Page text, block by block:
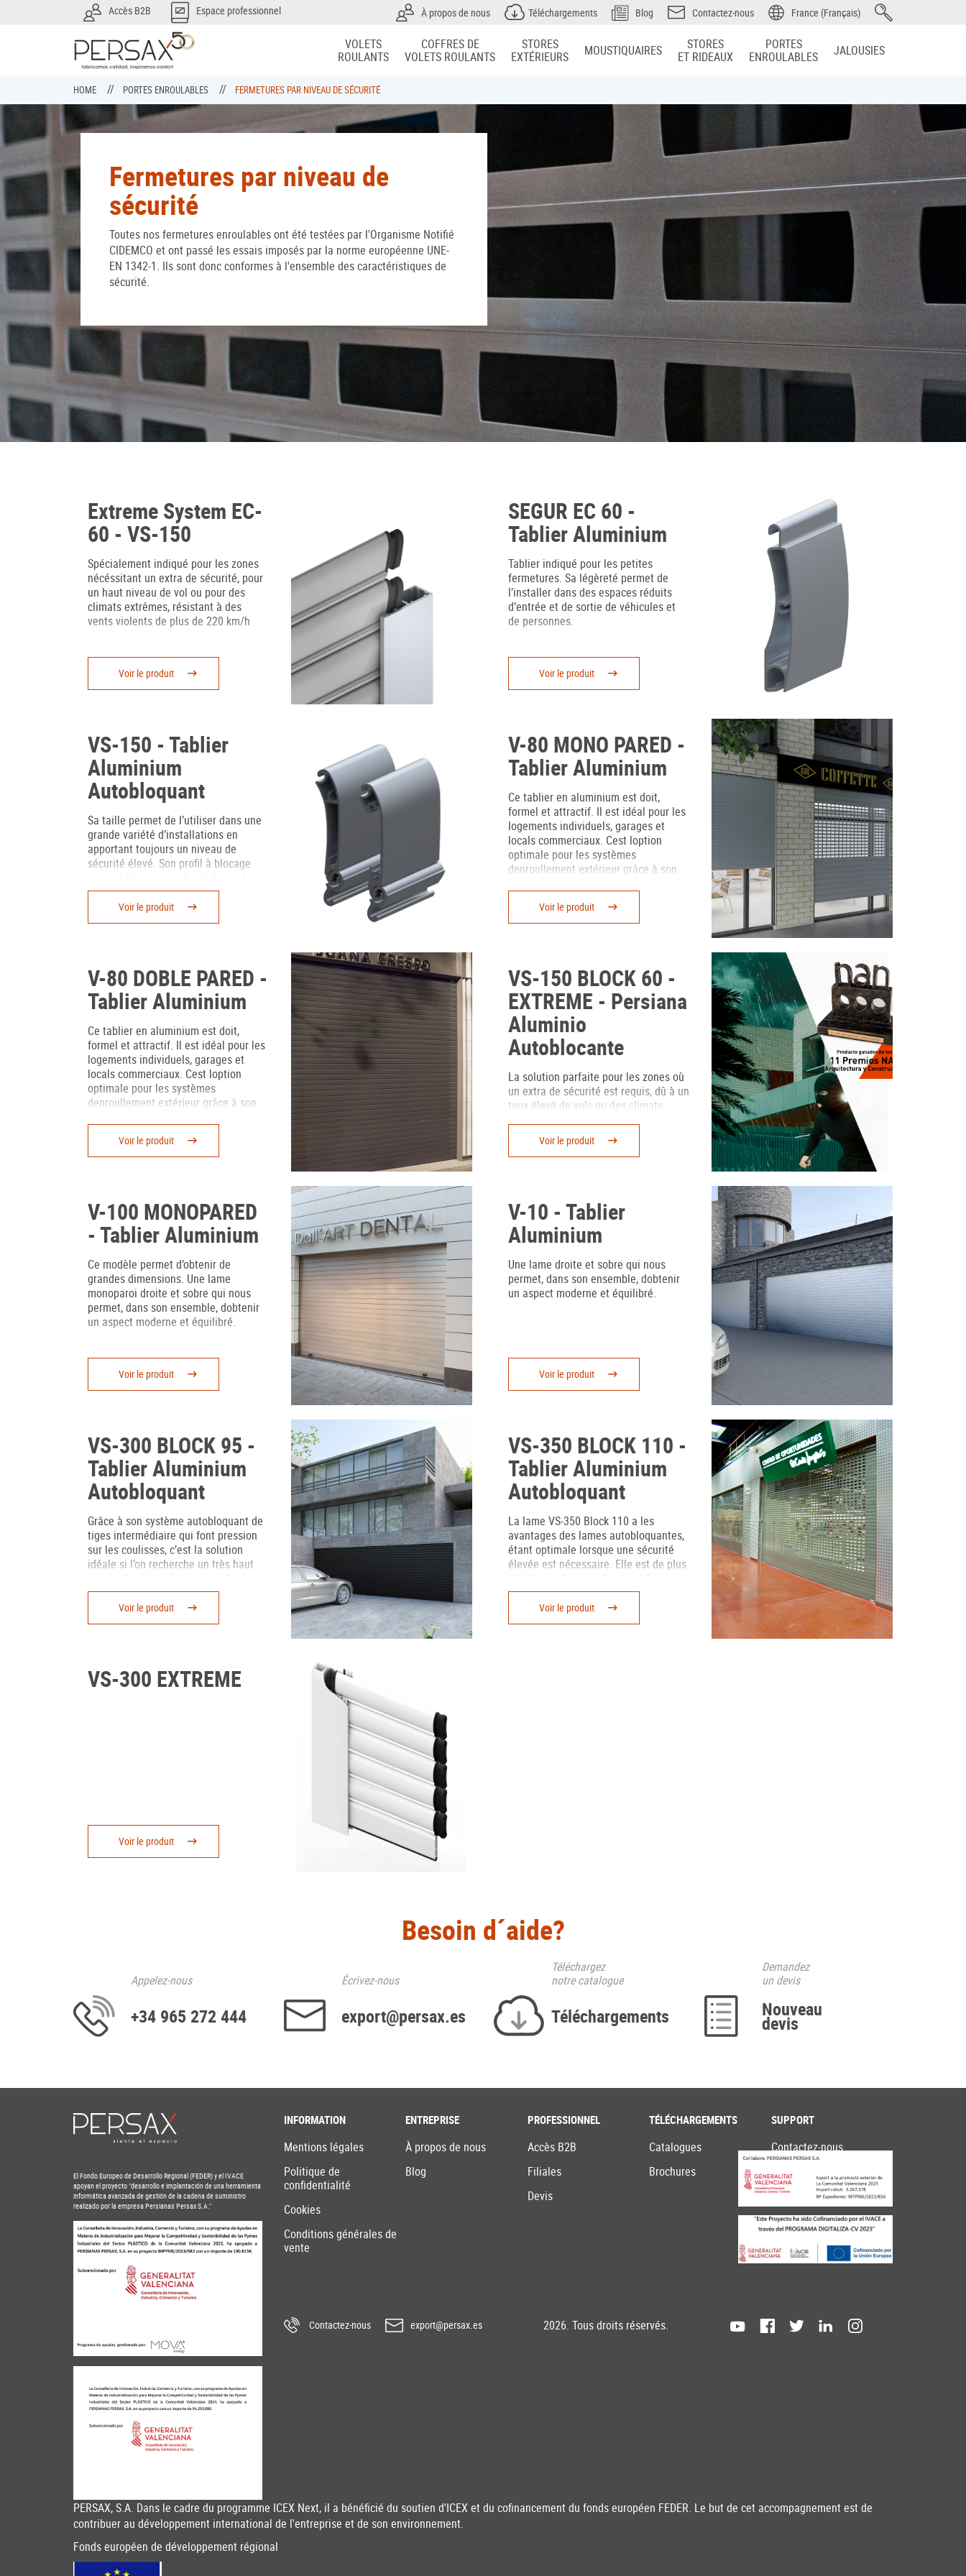
Accès B2B Espace professionnel À propos de nous Téléchargements Blog Contactez-nous France (Français)
VOLETS
ROULANTS
COFFRES DE
VOLETS ROULANTS
STORES
EXTÉRIEURS
MOUSTIQUAIRES
STORES
ET RIDEAUX
PORTES
ENROULABLES
JALOUSIES
HOME PORTES ENROULABLES FERMETURES PAR NIVEAU DE SÉCURITÉ
Fermetures par niveau de
sécurité
Toutes nos fermetures enroulables ont été testées par l'Organisme Notifié
CIDEMCO et ont passé les essais imposés par la norme européenne UNE-
EN 1342-1. Ils sont donc conformes à l'ensemble des caractéristiques de
sécurité.
Extreme System EC-
60 - VS-150
Spécialement indiqué pour les zones
nécéssitant un extra de sécurité, pour
un haut niveau de vol ou pour des
climats extrêmes, résistant à des
vents violents de plus de 220 km/h
Voir le produit
SEGUR EC 60 -
Tablier Aluminium
Tablier indiqué pour les petites
fermetures. Sa légèreté permet de
l’installer dans des espaces réduits
d’entrée et de sortie de véhicules et
de personnes.
Voir le produit
VS-150 - Tablier
Aluminium
Autobloquant
Sa taille permet de l’utiliser dans une
grande variété d’installations en
apportant toujours un niveau de
sécurité élevé. Son profil à blocage
montée du volet.
Voir le produit
V-80 MONO PARED -
Tablier Aluminium
Ce tablier en aluminium est doit,
formel et attractif. Il est idéal pour les
logements individuels, garages et
locals commerciaux. Cest loption
optimale pour les systèmes
denroullement extérieur grâce à son
ajourées avec méthacrylate pour
donner plus de visibilité aux vitrines
Voir le produit
V-80 DOBLE PARED -
Tablier Aluminium
Ce tablier en aluminium est doit,
formel et attractif. Il est idéal pour les
logements individuels, garages et
locals commerciaux. Cest loption
optimale pour les systèmes
denroullement extérieur grâce à son
ajourées avec méthacrylate pour
donner plus de visibilité aux vitrines
Voir le produit
VS-150 BLOCK 60 -
EXTREME - Persiana
Aluminio
Autoblocante
La solution parfaite pour les zones où
un extra de sécurité est requis, dû à un
taux élevé de vols ou des climats
vents violents de plus de 220 km/h.
Voir le produit
V-100 MONOPARED
- Tablier Aluminium
Ce modèle permet d’obtenir de
grandes dimensions. Une lame
monoparoi droite et sobre qui nous
permet, dans son ensemble, dobtenir
un aspect moderne et équilibré.
Voir le produit
V-10 - Tablier
Aluminium
Une lame droite et sobre qui nous
permet, dans son ensemble, dobtenir
un aspect moderne et équilibré.
Voir le produit
VS-300 BLOCK 95 -
Tablier Aluminium
Autobloquant
Grâce à son système autobloquant de
tiges intermédiaire qui font pression
sur les coulisses, c’est la solution
idéale si l’on recherche un très haut
les bijouteries, les établissements
bancaires ou les logements au rez-de-
chaussée. Particulièrement indiqué
Voir le produit
VS-350 BLOCK 110 -
Tablier Aluminium
Autobloquant
La lame VS-350 Block 110 a les
avantages des lames autobloquantes,
étant optimale lorsque une sécurité
élevée est nécessaire. Elle est de plus
nécessitent le passage de la lumière.
Cette lame a l’avantage d’être plate,
donnant une touche esthétique très
Voir le produit
VS-300 EXTREME
Voir le produit
Besoin d´aide?
Appelez-nous
+34 965 272 444
Écrivez-nous
export@persax.es
Téléchargez
notre catalogue
Téléchargements
Demandez
un devis
Nouveau
devis
El Fondo Europeo de Desarrollo Regional (FEDER) y el IVACE
apoyan el proyecto "desarrollo e implantación de una herramienta
informática avanzada de gestión de la cadena de suministro
realizado por la empresa Persianas Persax S.A."
INFORMATION
Mentions légales
Politique de
confidentialité
Cookies
Conditions générales de
vente
ENTREPRISE
À propos de nous
Blog
PROFESSIONNEL
Accès B2B
Filiales
Devis
TÉLÉCHARGEMENTS
Catalogues
Brochures
SUPPORT
Contactez-nous
Contactez-nous export@persax.es 2026. Tous droits réservés.
PERSAX, S.A. Dans le cadre du programme ICEX Next, il a bénéficié du soutien d'ICEX et du cofinancement du fonds européen FEDER. Le but de cet accompagnement est de
contribuer au développement international de l'entreprise et de son environnement.
Fonds européen de développement régional